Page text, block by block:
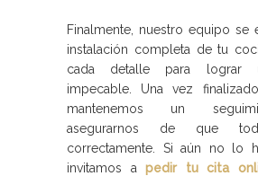
Finalmente, nuestro equipo se
instalación completa de tu
cada detalle para lograr
impecable. Una vez
mantenemos un
asegurarnos de que
correctamente. Si aún no lo
invitamos a pedir tu cita